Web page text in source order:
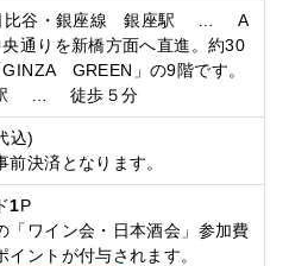
比谷・銀座線 銀座駅 … A
通りを新橋方面へ直進。約30
GREEN」の9階です。
… 徒歩５分
込)
前決済となります。
1P
「ワイン会・日本酒会」参加費
イントが付与されます。